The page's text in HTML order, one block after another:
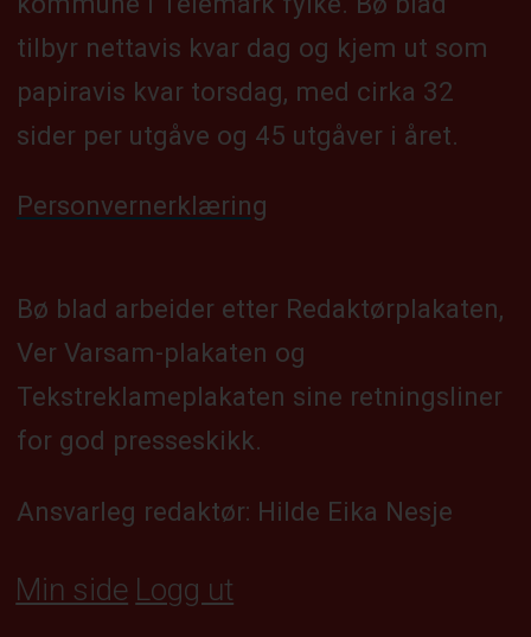
tilbyr nettavis kvar dag og kjem ut som
papiravis kvar torsdag, med cirka 32
sider per utgåve og 45 utgåver i året.
Personvernerklæring
Bø blad arbeider etter Redaktørplakaten,
Ver Varsam-plakaten og
Tekstreklameplakaten sine retningsliner
for god presseskikk.
Ansvarleg redaktør: Hilde Eika Nesje
Min side Logg ut